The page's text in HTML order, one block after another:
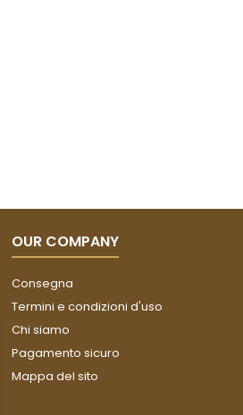
OUR COMPANY
Consegna
Termini e condizioni d'uso
Chi siamo
Pagamento sicuro
Mappa del sito